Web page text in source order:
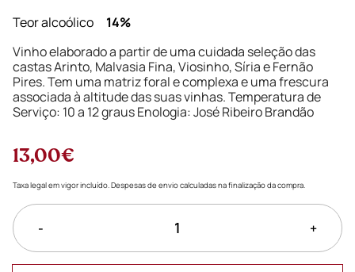
Teor alcoólico
14%
Vinho elaborado a partir de uma cuidada seleção das
castas Arinto, Malvasia Fina, Viosinho, Síria e Fernão
Pires. Tem uma matriz foral e complexa e uma frescura
associada à altitude das suas vinhas. Temperatura de
Serviço: 10 a 12 graus Enologia: José Ribeiro Brandão
13,00€
Taxa legal em vigor incluído. Despesas de envio calculadas na finalização da compra.
- +